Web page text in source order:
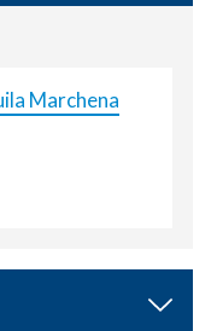
Marchena